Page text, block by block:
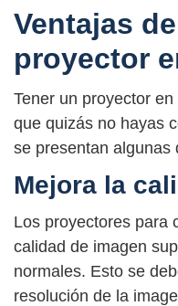
Ventajas
proyector
Tener un proyector
que quizás no hayas
se presentan algunas
Mejora la
Los proyectores para
calidad de imagen
normales. Esto se
resolución de la